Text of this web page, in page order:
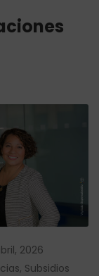
2026
, Subsidios